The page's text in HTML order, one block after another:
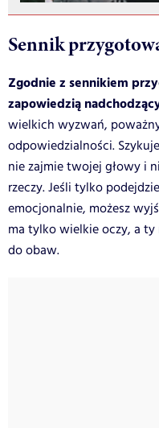
Sennik
Zgodnie z sennikiem
zapowiedzią
wielkich wyzwań,
odpowiedzialności.
nie zajmie twojej głowy i
rzeczy. Jeśli tylko
emocjonalnie, możesz
ma tylko wielkie oczy, a
do obaw.